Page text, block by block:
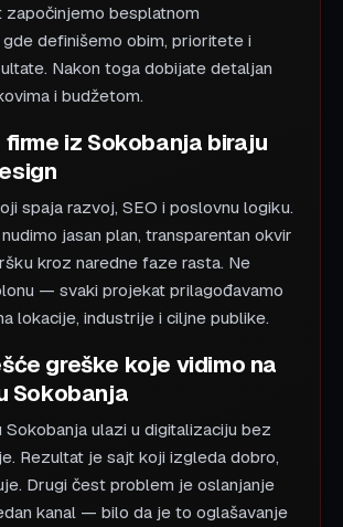
započinjemo besplatnom
definišemo obim, prioritete i
Nakon toga dobijate detaljan
i budžetom.
iz Sokobanja biraju
spaja razvoj, SEO i poslovnu logiku.
jasan plan, transparentan okvir
kroz naredne faze rasta. Ne
— svaki projekat prilagođavamo
lokacije, industrije i ciljne publike.
greške koje vidimo na
Sokobanja
Sokobanja ulazi u digitalizaciju bez
Rezultat je sajt koji izgleda dobro,
Drugi čest problem je oslanjanje
kanal — bilo da je to oglašavanje